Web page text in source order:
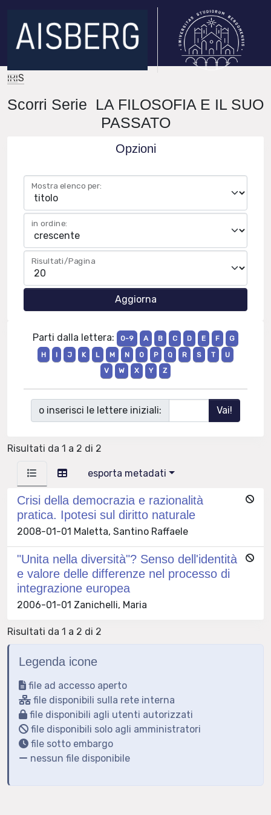
IRIS
Scorri Serie LA FILOSOFIA E IL SUO
PASSATO
Opzioni
Mostra elenco per:
in ordine:
Risultati/Pagina
Parti dalla lettera: 0-9 A B C D E F
G
H
I J K L M N O P Q R S T
U
V
W X Y Z
o inserisci le lettere iniziali:
Risultati da 1 a 2 di 2
esporta metadati
Crisi della democrazia e razionalità
pratica. Ipotesi sul diritto naturale
2008-01-01 Maletta, Santino Raffaele
"Unita nella diversità"? Senso dell'identità
e valore delle differenze nel processo di
integrazione europea
2006-01-01 Zanichelli, Maria
Risultati da 1 a 2 di 2
Legenda icone
file ad accesso aperto
file disponibili sulla rete interna
file disponibili agli utenti autorizzati
file disponibili solo agli amministratori
file sotto embargo
nessun file disponibile